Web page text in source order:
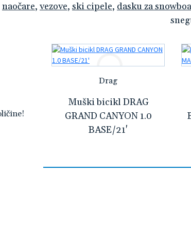
naočare, vezove, ski cipele, dasku za
Drag
Muški bicikl DRAG
GRAND CANYON 1.0
BASE/21'